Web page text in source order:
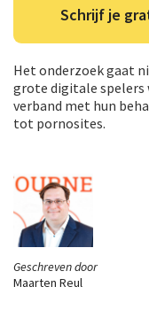
Geschreven door
Maarten Reul
Schrijf je
Het onderzoek gaat
grote digitale spelers
verband met hun
tot pornosites.